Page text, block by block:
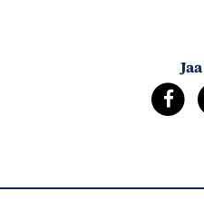
Jaa